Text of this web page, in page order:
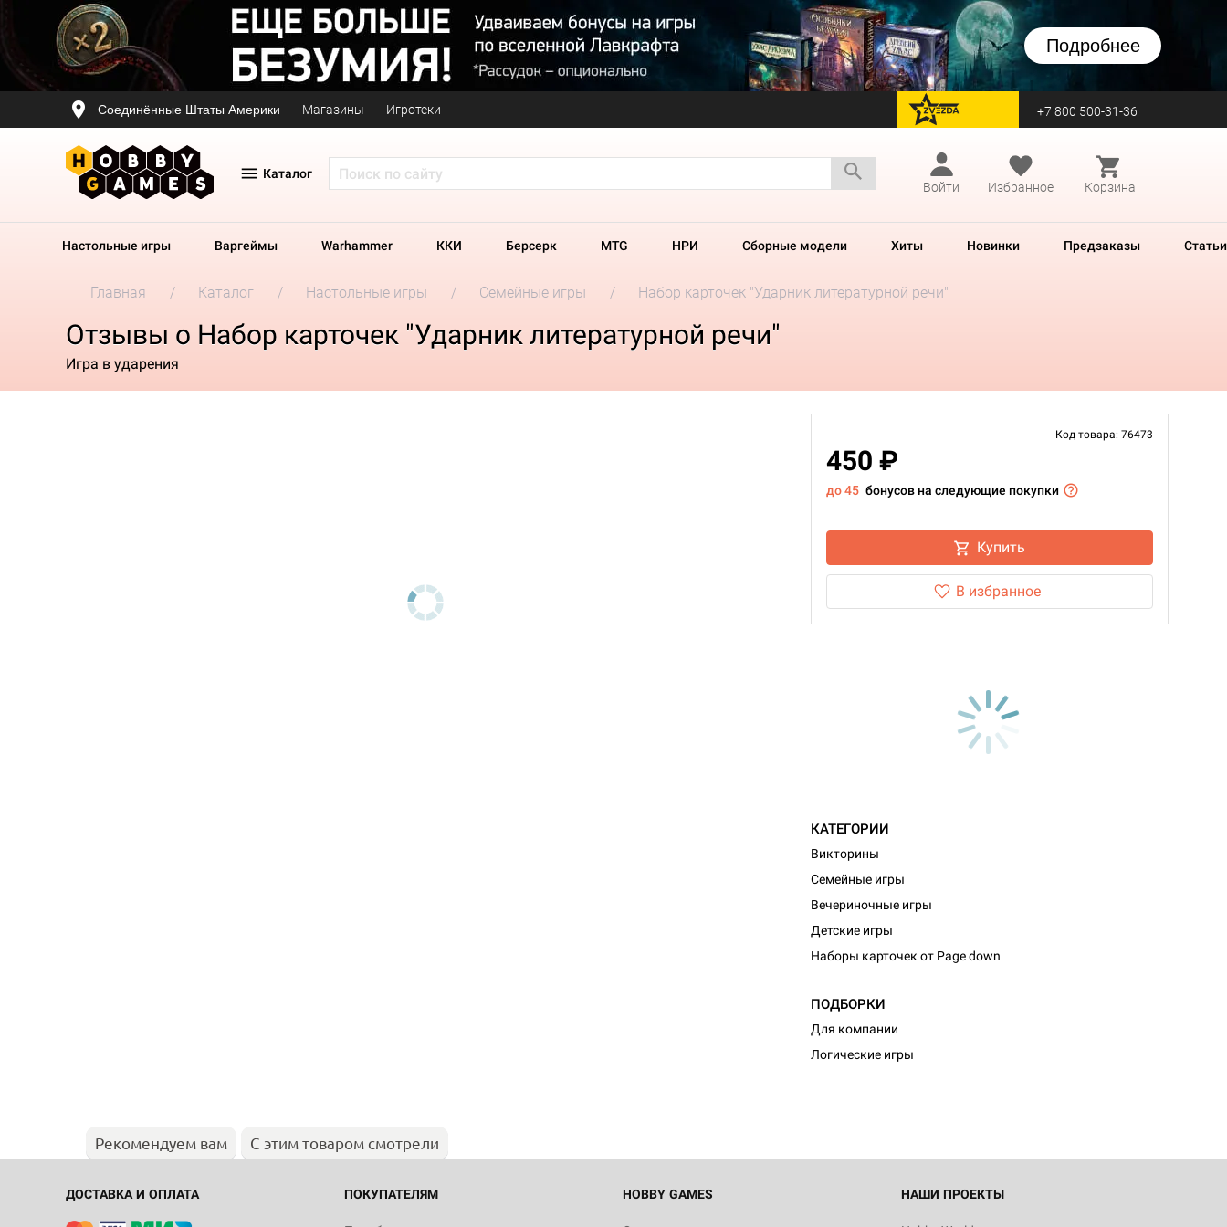
Подробнее
Соединённые Штаты Америки Магазины Игротеки перейти на Zvezda +7 800 500-31-36
Каталог
Войти
Избранное Корзина
Настольные игры Варгеймы Warhammer ККИ Берсерк MTG НРИ Сборные модели Хиты Новинки Предзаказы Статьи
Главная Каталог Настольные игры Семейные игры Набор карточек "Ударник литературной речи"
Отзывы о Набор карточек "Ударник литературной речи"
Игра в ударения
Код товара: 76473
450 ₽
до 45 бонусов на следующие покупки
Купить
В избранное
КАТЕГОРИИ
Викторины
Семейные игры
Вечериночные игры
Детские игры
Наборы карточек от Page down
ПОДБОРКИ
Для компании
Логические игры
Рекомендуем вам С этим товаром смотрели
ДОСТАВКА И ОПЛАТА ПОКУПАТЕЛЯМ HOBBY GAMES НАШИ ПРОЕКТЫ